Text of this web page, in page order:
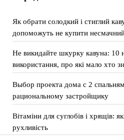
Як обрати солодкий і стиглий
допоможуть не купити
Не викидайте шкурку кавуна: 10
використання, про які мало хто
Выбор проекта дома с 2
рациональному застройщику
Вітаміни для суглобів і хрящів:
рухливість